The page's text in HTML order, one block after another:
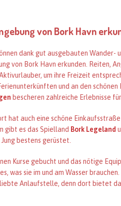
von Bork Havn
dank gut ausgebauten Wander-
von Bork Havn erkunden. Reiten,
um ihre Freizeit
und an den
bescheren zahlreiche Erlebnisse für
hat auch eine schöne
gibt es das Spielland Bork Legeland
bestens gerüstet.
Kurse gebucht und das nötige
was sie im und am Wasser
Anlaufstelle, denn dort bietet